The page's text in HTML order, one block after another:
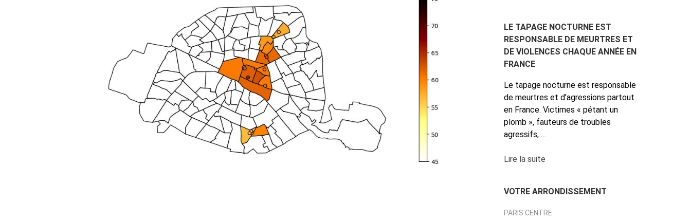
LE TAPAGE NOCTURNE EST
RESPONSABLE DE MEURTRES ET
DE VIOLENCES CHAQUE ANNÉE EN
FRANCE
Le tapage nocturne est responsable
de meurtres et d’agressions partout
en France. Victimes « pétant un
plomb », fauteurs de troubles
agressifs, …
Lire la suite
VOTRE ARRONDISSEMENT
PARIS CENTRE